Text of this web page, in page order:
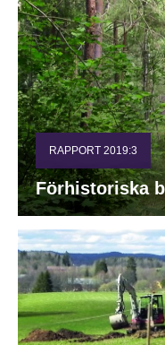
RAPPORT 2019:3
Förhistoriska